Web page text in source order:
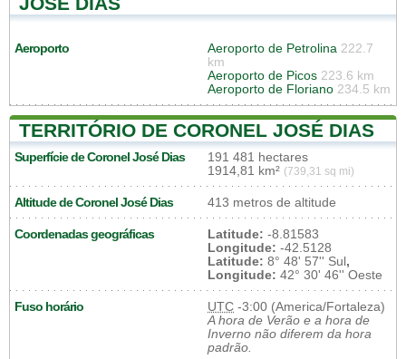
Aeroporto Aeroporto de Petrolina 222.7
km
Aeroporto de Picos 223.6 km
Aeroporto de Floriano 234.5 km
TERRITÓRIO DE CORONEL JOSÉ DIAS
Superfície de Coronel José Dias
191 481 hectares
1914,81 km² (739,31 sq mi)
Altitude de Coronel José Dias 413 metros de altitude
Coordenadas geográficas Latitude: -8.81583
Longitude: -42.5128
Latitude: 8° 48' 57'' Sul,
Longitude: 42° 30' 46'' Oeste
Fuso horário UTC -3:00 (America/Fortaleza)
A hora de Verão e a hora de
Inverno não diferem da hora
padrão.